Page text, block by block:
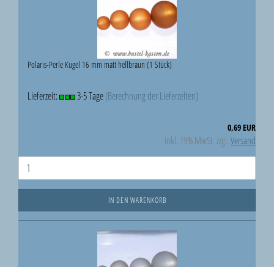
Polaris-Perle Kugel 16 mm matt hellbraun (1 Stück)
Lieferzeit: 3-5 Tage(Berechnung der Lieferzeiten)
0,69 EUR
inkl. 19% MwSt. zzgl.Versand
IN DEN WARENKORB